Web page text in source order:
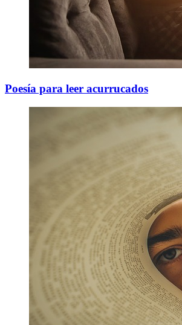
Poesía para leer acurrucados